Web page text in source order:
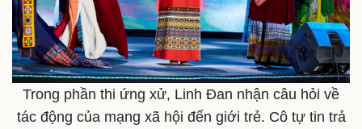
Pháp luật
Vụ án
Tin nóng
Tư vấn luật
Quân sự - Quốc phòng
Vũ khí
Việt Nam
Phân tích
Trong phần thi ứng xử, Linh Đan nhận câu hỏi về
tác động của mạng xã hội đến giới trẻ. Cô tự tin trả